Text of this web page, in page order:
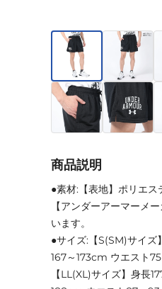
商品説明
●素材:【表地】ポリエ
【アンダーアーマーメ
います。
●サイズ:【S(SM)サイ
167～173cm ウエスト
【LL(XL)サイズ】身長